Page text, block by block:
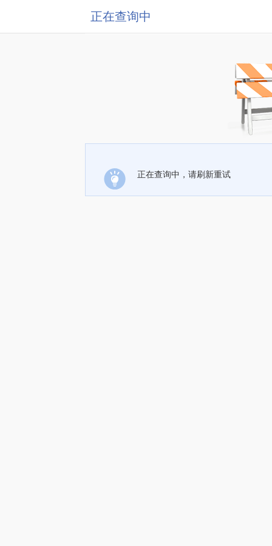
正在查询中
正在查询中，请刷新重试